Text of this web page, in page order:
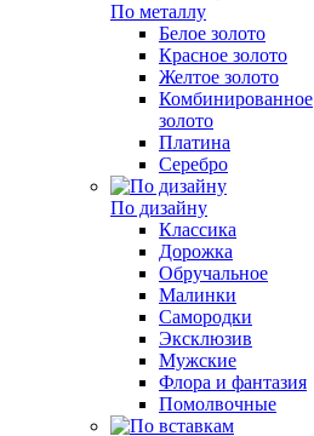
По металлу
Белое золото
Красное золото
Желтое золото
Комбинированное
золото
Платина
Серебро
По дизайну
Классика
Дорожка
Обручальное
Малинки
Самородки
Эксклюзив
Мужские
Флора и фантазия
Помолвочные